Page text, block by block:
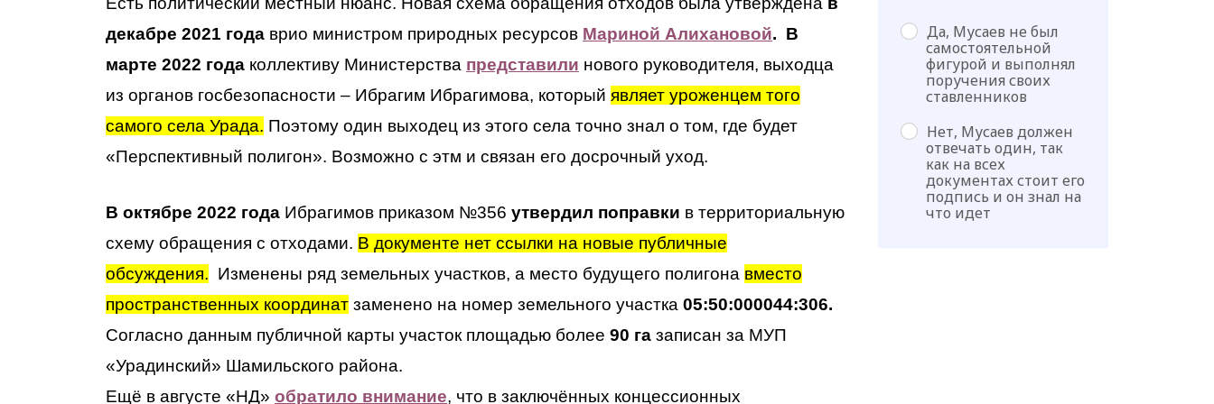
декабре 2021 года врио министром природных ресурсов Мариной Алихановой. В
марте 2022 года коллективу Министерства представили нового руководителя, выходца
из органов госбезопасности – Ибрагим Ибрагимова, который являет уроженцем того
самого села Урада. Поэтому один выходец из этого села точно знал о том, где будет
«Перспективный полигон». Возможно с этм и связан его досрочный уход.
В октябре 2022 года Ибрагимов приказом №356 утвердил поправки в территориальную
схему обращения с отходами. В документе нет ссылки на новые публичные
обсуждения. Изменены ряд земельных участков, а место будущего полигона вместо
пространственных координат заменено на номер земельного участка 05:50:000044:306.
Согласно данным публичной карты участок площадью более 90 га записан за МУП
«Урадинский» Шамильского района.
Ещё в августе «НД» обратило внимание, что в заключённых концессионных
Да, Мусаев не был
самостоятельной
фигурой и выполнял
поручения своих
ставленников
Нет, Мусаев должен
отвечать один, так
как на всех
документах стоит его
подпись и он знал на
что идет